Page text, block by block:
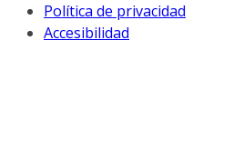
Política de privacidad
Accesibilidad